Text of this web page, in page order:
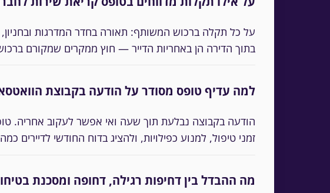
על כל תקלה ברכוש המשותף: תאורה בחדר המדרגות
בתוך הדירה הן באחריות הדייר — חוץ ממקרים שמקורם
למה עדיף טופס מסודר על הודעה בקבוצת
הודעה בקבוצה נבלעת תוך שעה ואי אפשר לעקוב אחריה.
זמני טיפול, למנוע כפילויות, ולהציג בדוח החודשי
מה ההבדל בין דחיפות רגילה, דחופה ומסכנת